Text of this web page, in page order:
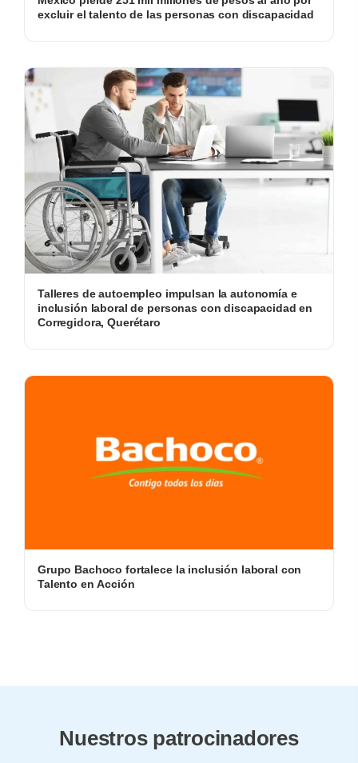
excluir el talento de las personas con discapacidad
Talleres de autoempleo impulsan la autonomía e
inclusión laboral de personas con discapacidad en
Corregidora, Querétaro
Grupo Bachoco fortalece la inclusión laboral con
Talento en Acción
Nuestros patrocinadores